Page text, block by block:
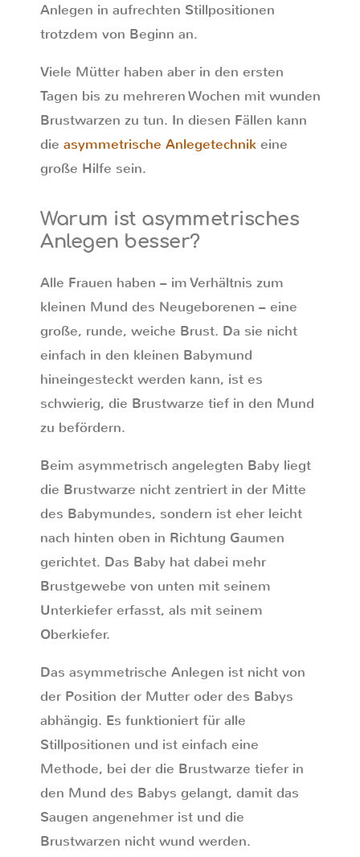
Anlegen in aufrechten Stillpositionen
trotzdem von Beginn an.
Viele Mütter haben aber in den ersten
Tagen bis zu mehreren Wochen mit wunden
Brustwarzen zu tun. In diesen Fällen kann
die asymmetrische Anlegetechnik eine
große Hilfe sein.
Warum ist asymmetrisches
Anlegen besser?
Alle Frauen haben – im Verhältnis zum
kleinen Mund des Neugeborenen – eine
große, runde, weiche Brust. Da sie nicht
einfach in den kleinen Babymund
hineingesteckt werden kann, ist es
schwierig, die Brustwarze tief in den Mund
zu befördern.
Beim asymmetrisch angelegten Baby liegt
die Brustwarze nicht zentriert in der Mitte
des Babymundes, sondern ist eher leicht
nach hinten oben in Richtung Gaumen
gerichtet. Das Baby hat dabei mehr
Brustgewebe von unten mit seinem
Unterkiefer erfasst, als mit seinem
Oberkiefer.
Das asymmetrische Anlegen ist nicht von
der Position der Mutter oder des Babys
abhängig. Es funktioniert für alle
Stillpositionen und ist einfach eine
Methode, bei der die Brustwarze tiefer in
den Mund des Babys gelangt, damit das
Saugen angenehmer ist und die
Brustwarzen nicht wund werden.